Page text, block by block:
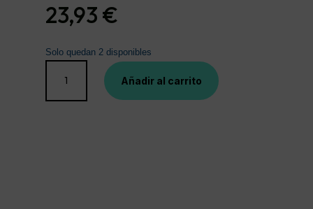
23,93 €
Solo quedan 2 disponibles
HYDRAPHASE
INTENSE
Añadir al carrito